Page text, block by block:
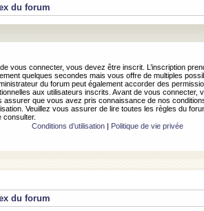
du forum
vous connecter, vous devez être inscrit. L’inscription
quelques secondes mais vous offre de multiples
du forum peut également accorder des
aux utilisateurs inscrits. Avant de vous connecter,
assurer que vous avez pris connaissance de nos
Veuillez vous assurer de lire toutes les règles du
consulter.
Conditions d’utilisation| Politique de vie privée
du forum